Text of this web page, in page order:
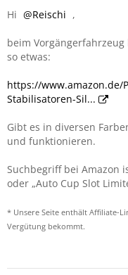
Hi Reischi ,
beim
so etwas:
https://www.amazon.de/
Stabilisatoren-Sil...
Gibt es in diversen
und funktionieren.
Suchbegriff bei Amazon
oder „Auto Cup Slot
* Unsere Seite enthält Affiliate-
Vergütung bekommt.